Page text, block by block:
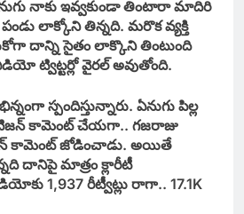
నాకు ఇవ్వకుండా తింటారా మాదిరి
లాక్కోని తిన్నది. మరొక వ్యక్తి
దాన్ని సైతం లాక్కొని తింటుంది
ట్విట్టర్లో వైరల్ అవుతోంది.
స్పందిస్తున్నారు. ఏనుగు పిల్ల
కామెంట్ చేయగా.. గజరాజు
కామెంట్ జోడించాడు. అయితే
దానిపై మాత్రం క్లారీటీ
1,937 రీట్వీట్లు రాగా.. 17.1K